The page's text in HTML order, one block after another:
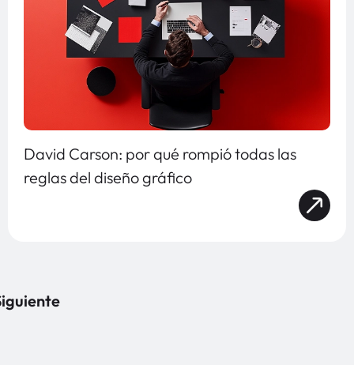
David Carson: por qué rompió todas las
reglas del diseño gráfico